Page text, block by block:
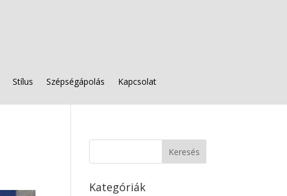
Stílus Szépségápolás Kapcsolat
Kategóriák